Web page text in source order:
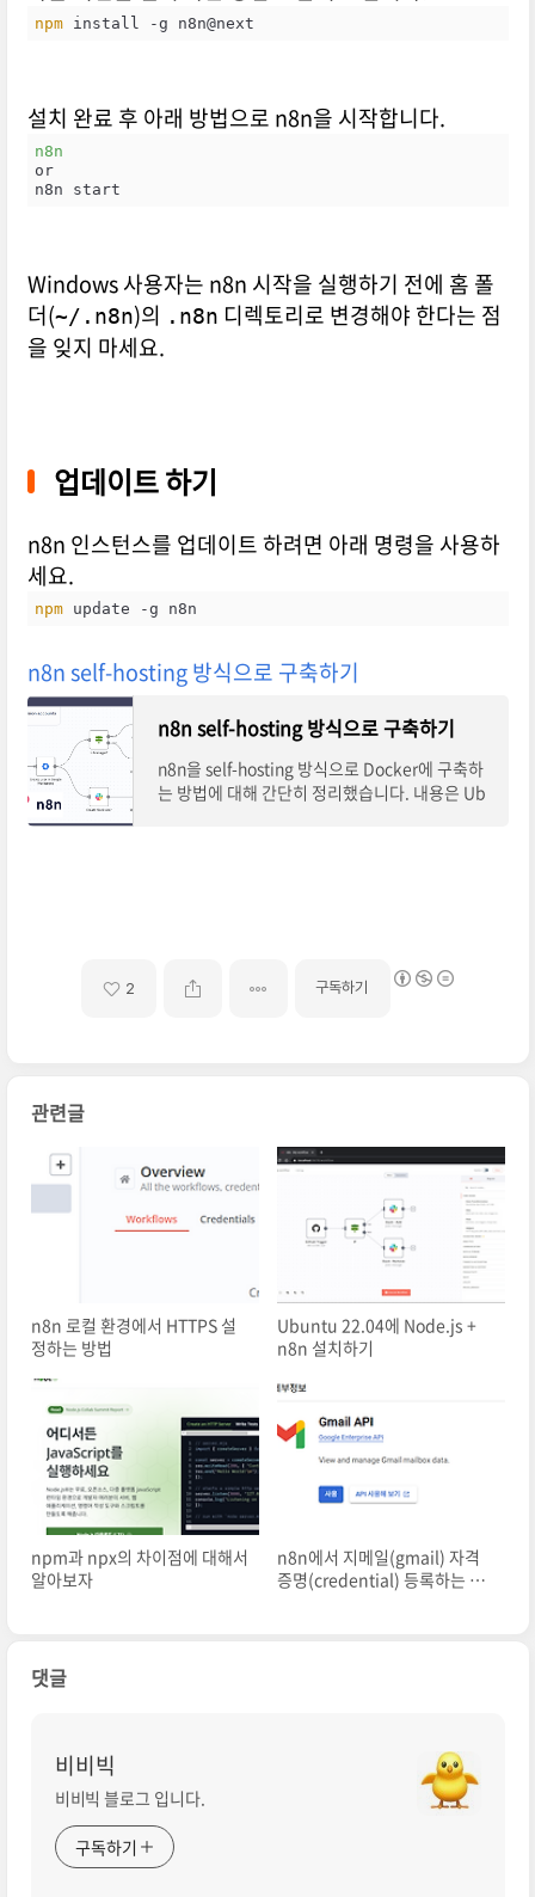
npm install -g n8n@next
설치 완료 후 아래 방법으로 n8n을 시작합니다.
n8n
or
n8n start
Windows 사용자는 n8n 시작을 실행하기 전에 홈 폴
더(~/.n8n)의 .n8n 디렉토리로 변경해야 한다는 점
을 잊지 마세요.
업데이트 하기
n8n 인스턴스를 업데이트 하려면 아래 명령을 사용하
세요.
npm update -g n8n
n8n self-hosting 방식으로 구축하기
n8n self-hosting 방식으로 구축하기
n8n을 self-hosting 방식으로 Docker에 구축하
는 방법에 대해 간단히 정리했습니다. 내용은 Ub
2 구독하기
관련글
n8n 로컬 환경에서 HTTPS 설
정하는 방법
Ubuntu 22.04에 Node.js +
n8n 설치하기
npm과 npx의 차이점에 대해서
알아보자
n8n에서 지메일(gmail) 자격
증명(credential) 등록하는 방
댓글
비비빅
비비빅 블로그 입니다.
구독하기